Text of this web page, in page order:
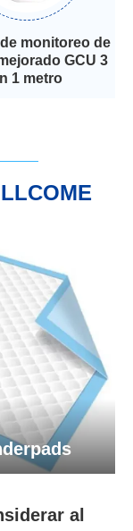
monitoreo de
GCU 3
1 metro
al